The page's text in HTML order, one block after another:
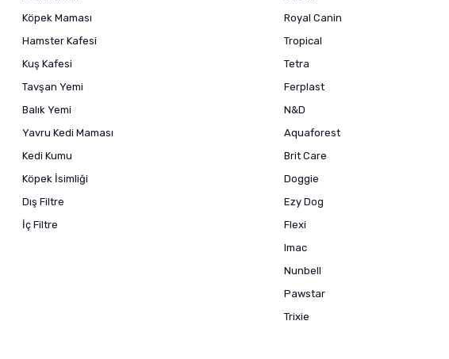
Köpek Maması
Hamster Kafesi
Kuş Kafesi
Tavşan Yemi
Balık Yemi
Yavru Kedi Maması
Kedi Kumu
Köpek İsimliği
Dış Filtre
İç Filtre
Royal Canin
Tropical
Tetra
Ferplast
N&D
Aquaforest
Brit Care
Doggie
Ezy Dog
Flexi
Imac
Nunbell
Pawstar
Trixie